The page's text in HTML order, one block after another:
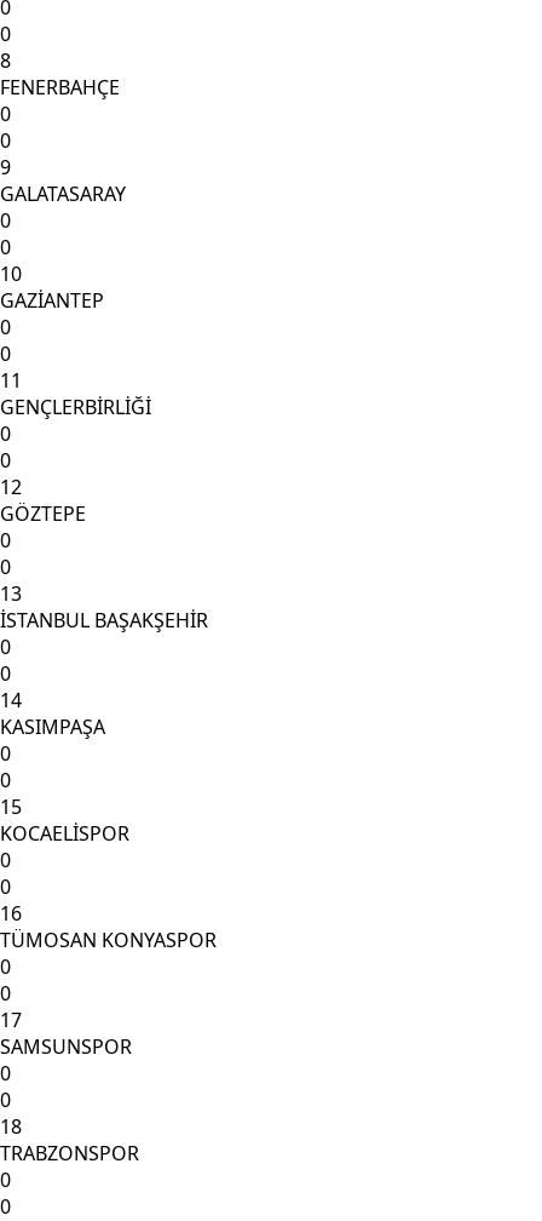
0
0
8
FENERBAHÇE
0
0
9
GALATASARAY
0
0
10
GAZİANTEP
0
0
11
GENÇLERBİRLİĞİ
0
0
12
GÖZTEPE
0
0
13
İSTANBUL BAŞAKŞEHİR
0
0
14
KASIMPAŞA
0
0
15
KOCAELİSPOR
0
0
16
TÜMOSAN KONYASPOR
0
0
17
SAMSUNSPOR
0
0
18
TRABZONSPOR
0
0